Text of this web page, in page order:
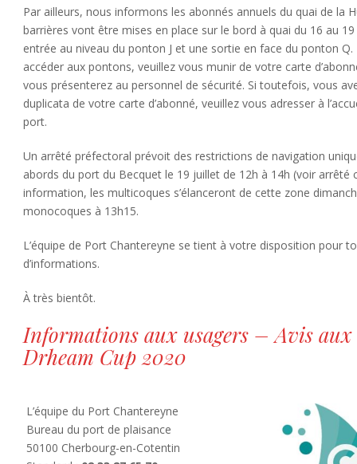
Par ailleurs, nous informons les abonnés annuels du quai de la
barrières vont être mises en place sur le bord à quai du 16 au
entrée au niveau du ponton J et une sortie en face du ponton
accéder aux pontons, veuillez vous munir de votre carte
vous présenterez au personnel de sécurité. Si toutefois, vous
duplicata de votre carte d’abonné, veuillez vous adresser à
port.
Un arrêté préfectoral prévoit des restrictions de navigation
abords du port du Becquet le 19 juillet de 12h à 14h (voir arrêté
information, les multicoques s’élanceront de cette zone
monocoques à 13h15.
L’équipe de Port Chantereyne se tient à votre disposition pour
d’informations.
À très bientôt.
Informations aux usagers – Avis aux
Drheam Cup 2020
L’équipe du Port Chantereyne
Bureau du port de plaisance
50100 Cherbourg-en-Cotentin